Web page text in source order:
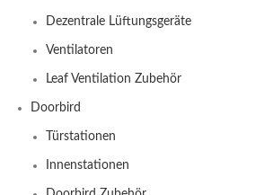
Dezentrale Lüftungsgeräte
Ventilatoren
Leaf Ventilation Zubehör
Doorbird
Türstationen
Innenstationen